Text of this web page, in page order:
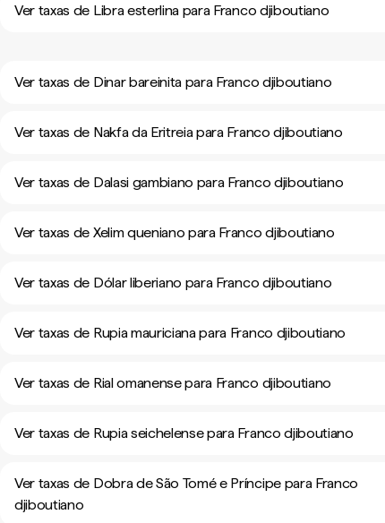
Ver taxas de Libra esterlina para Franco djiboutiano
Ver taxas de Dinar bareinita para Franco djiboutiano
Ver taxas de Nakfa da Eritreia para Franco djiboutiano
Ver taxas de Dalasi gambiano para Franco djiboutiano
Ver taxas de Xelim queniano para Franco djiboutiano
Ver taxas de Dólar liberiano para Franco djiboutiano
Ver taxas de Rupia mauriciana para Franco djiboutiano
Ver taxas de Rial omanense para Franco djiboutiano
Ver taxas de Rupia seichelense para Franco djiboutiano
Ver taxas de Dobra de São Tomé e Príncipe para Franco
djiboutiano